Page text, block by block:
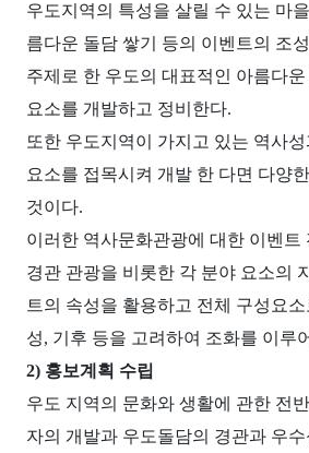
우도지역의 특성을 살릴 수 있는 마
름다운 돌담 쌓기 등의 이벤트의 조
주제로 한 우도의 대표적인 아름다
요소를 개발하고 정비한다.
또한 우도지역이 가지고 있는 역사성
요소를 접목시켜 개발 한 다면 다양
것이다.
이러한 역사문화관광에 대한 이벤트
경관 관광을 비롯한 각 분야 요소의
트의 속성을 활용하고 전체 구성요
성, 기후 등을 고려하여 조화를 이루
2) 홍보계획 수립
우도 지역의 문화와 생활에 관한 전
자의 개발과 우도돌담의 경관과 우